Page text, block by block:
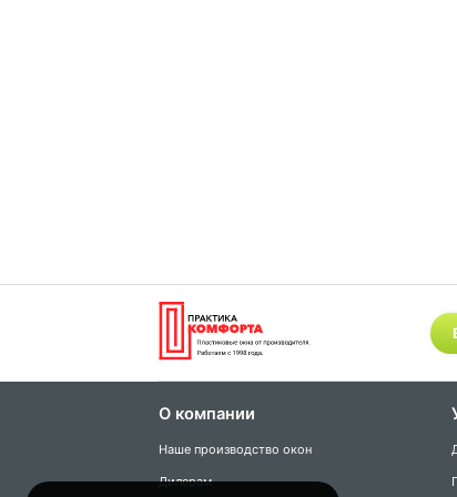
О компании
Наше производство окон
Дилерам